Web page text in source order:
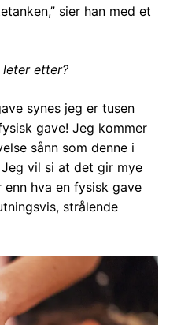
sier han med et
leter etter?
synes jeg er tusen
gave! Jeg kommer
sånn som denne i
vil si at det gir mye
hva en fysisk gave
strålende